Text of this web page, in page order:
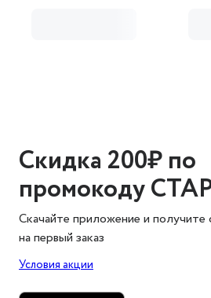
Скидка 200₽ по
промокоду
Скачайте приложение и получите
на первый заказ
Условия акции